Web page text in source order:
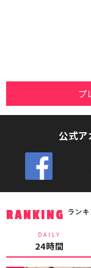
プ
公式ア
RANKING ラン
DAILY
24時間